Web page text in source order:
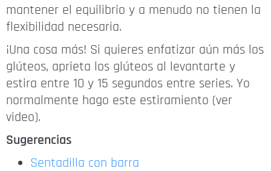
mantener el equilibrio y a menudo no tienen la
flexibilidad necesaria.
¡Una cosa más! Si quieres enfatizar aún más los
glúteos, aprieta los glúteos al levantarte y
estira entre 10 y 15 segundos entre series. Yo
normalmente hago este estiramiento (ver
video).
Sugerencias
Sentadilla con barra